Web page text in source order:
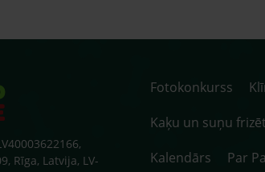
Rīga, Latvija, LV-
Fotokonkurss
Kaķu un suņu
Kalendārs
Par